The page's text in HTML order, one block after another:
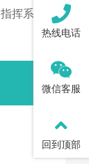
挥系
热线电话
微信客服
回到顶部